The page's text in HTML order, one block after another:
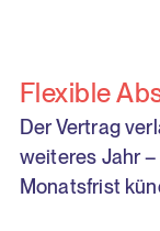
Flexible
Der Vertrag
weiteres Jahr –
Monatsfrist